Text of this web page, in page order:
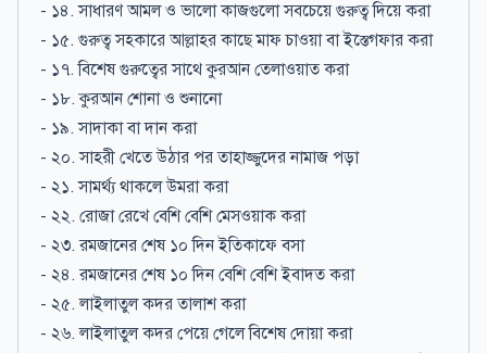
- ১৪. সাধারণ আমল ও ভালো কাজগুলো সবচেয়ে গুরুত্ব দিয়ে করা
- ১৫. গুরুত্ব সহকারে আল্লাহর কাছে মাফ চাওয়া বা ইস্তেগফার করা
- ১৭. বিশেষ গুরুত্বের সাথে কুরআন তেলাওয়াত করা
- ১৮. কুরআন শোনা ও শুনানো
- ১৯. সাদাকা বা দান করা
- ২০. সাহরী খেতে উঠার পর তাহাজ্জুদের নামাজ পড়া
- ২১. সামর্থ্য থাকলে উমরা করা
- ২২. রোজা রেখে বেশি বেশি মেসওয়াক করা
- ২৩. রমজানের শেষ ১০ দিন ইতিকাফে বসা
- ২৪. রমজানের শেষ ১০ দিন বেশি বেশি ইবাদত করা
- ২৫. লাইলাতুল কদর তালাশ করা
- ২৬. লাইলাতুল কদর পেয়ে গেলে বিশেষ দোয়া করা